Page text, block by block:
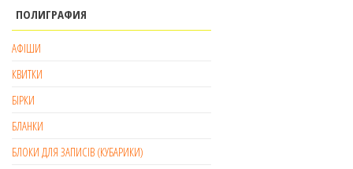
ПОЛИГРАФИЯ
АФІШИ
КВИТКИ
БІРКИ
БЛАНКИ
БЛОКИ ДЛЯ ЗАПИСІВ (КУБАРИКИ)